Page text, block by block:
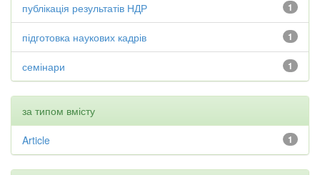
1
публікація результатів НДР
1
підготовка наукових кадрів
1
семінари
за типом вмісту
1
Article